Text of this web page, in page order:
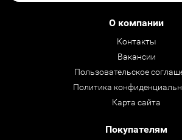
О компании
Контакты
Вакансии
Пользовательское
Политика
Карта сайта
Покупателям